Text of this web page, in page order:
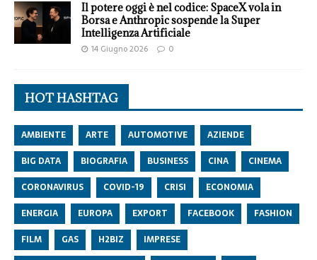
Il potere oggi è nel codice: SpaceX vola in
Borsa e Anthropic sospende la Super
Intelligenza Artificiale
14 Giugno 2026 0
HOT HASHTAG
AMBIENTE ARTE AUTOMOTIVE
AZIENDE
BIG DATA
BIOGRAFIA BUSINESS CINA
CINEMA
CORONAVIRUS
COVID-19 CRISI
ECONOMIA
ENERGIA
EUROPA EXPORT FACEBOOK
FASHION
FILM
GAS H2BIZ
IMPRESE